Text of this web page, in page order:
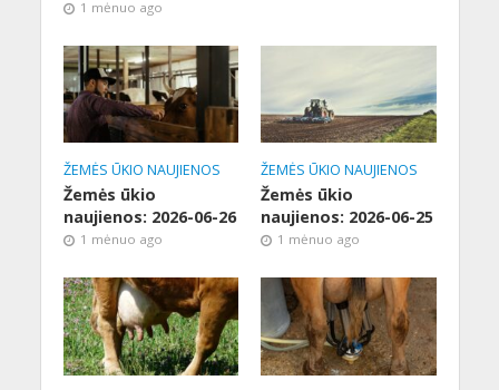
1 mėnuo ago
ŽEMĖS ŪKIO NAUJIENOS
Žemės ūkio
naujienos: 2026-06-26
1 mėnuo ago
ŽEMĖS ŪKIO NAUJIENOS
Žemės ūkio
naujienos: 2026-06-25
1 mėnuo ago